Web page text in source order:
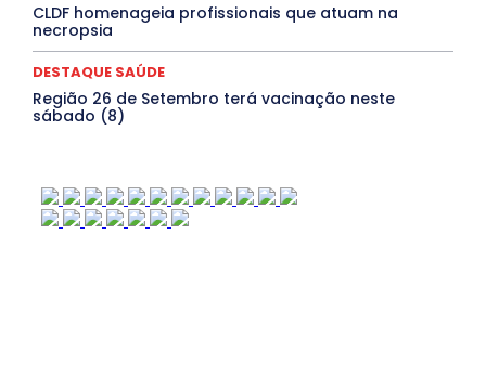
CLDF homenageia profissionais que atuam na
necropsia
DESTAQUE SAÚDE
Região 26 de Setembro terá vacinação neste
sábado (8)